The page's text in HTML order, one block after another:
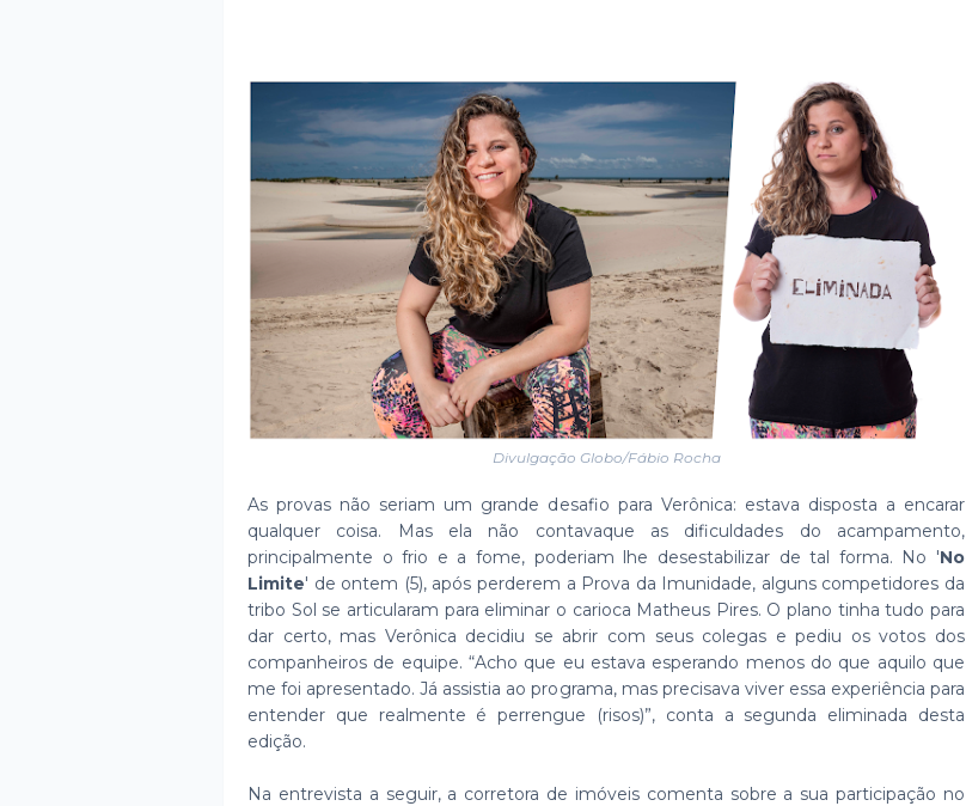
Divulgação Globo/Fábio Rocha
As provas não seriam um grande desafio para Verônica: estava disposta a encarar
qualquer coisa. Mas ela não contavaque as dificuldades do acampamento,
principalmente o frio e a fome, poderiam lhe desestabilizar de tal forma. No 'No
Limite' de ontem (5), após perderem a Prova da Imunidade, alguns competidores da
tribo Sol se articularam para eliminar o carioca Matheus Pires. O plano tinha tudo para
dar certo, mas Verônica decidiu se abrir com seus colegas e pediu os votos dos
companheiros de equipe. “Acho que eu estava esperando menos do que aquilo que
me foi apresentado. Já assistia ao programa, mas precisava viver essa experiência para
entender que realmente é perrengue (risos)”, conta a segunda eliminada desta
edição.
Na entrevista a seguir, a corretora de imóveis comenta sobre a sua participação no